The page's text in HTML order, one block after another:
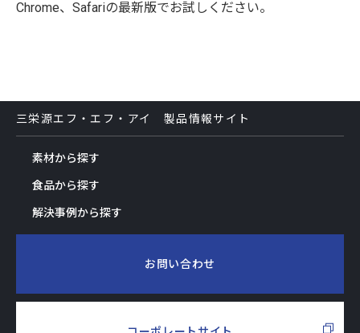
Chrome、Safariの最新版でお試しください。
三栄源エフ・エフ・アイ 製品情報サイト
素材から探す
食品から探す
解決事例から探す
お問い合わせ